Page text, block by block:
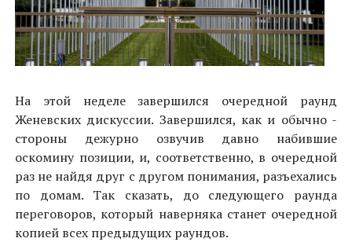
На этой неделе завершился очередной раунд
Женевских дискуссии. Завершился, как и обычно -
стороны дежурно озвучив давно набившие
оскомину позиции, и, соответственно, в очередной
раз не найдя друг с другом понимания, разъехались
по домам. Так сказать, до следующего раунда
переговоров, который наверняка станет очередной
копией всех предыдущих раундов.